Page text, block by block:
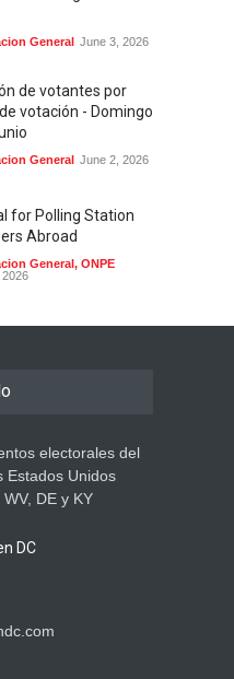
General June 3, 2026
de votantes por
votación - Domingo
General June 2, 2026
for Polling Station
Abroad
General , ONPE
2026
electores: sí
General
para Miembros de
el Extranjero ya
para
General
electorales del
Estados Unidos
DE y KY
DC